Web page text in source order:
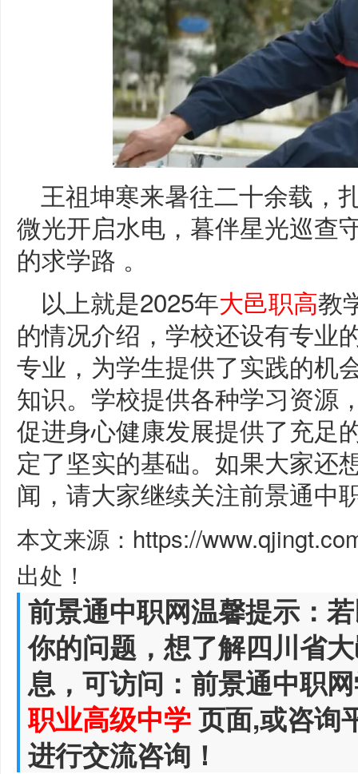
王祖坤寒来暑往二十余载，
微光开启水电，暮伴星光巡查
的求学路 。
以上就是2025年大邑职高教
的情况介绍，学校还设有专业
专业，为学生提供了实践的机
知识。学校提供各种学习资源
促进身心健康发展提供了充足
定了坚实的基础。如果大家还
闻，请大家继续关注前景通中
本文来源：https://
出处！
前景通中职网温馨提示：
你的问题，想了解四川省
息，可访问：前景通中职
职业高级中学页面,或咨询
进行交流咨询！